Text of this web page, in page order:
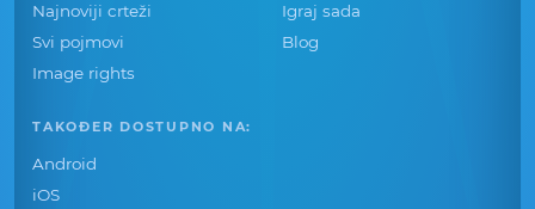
Najnoviji crteži
Svi pojmovi
Image rights
Igraj sada
Blog
TAKOĐER DOSTUPNO NA:
Android
iOS